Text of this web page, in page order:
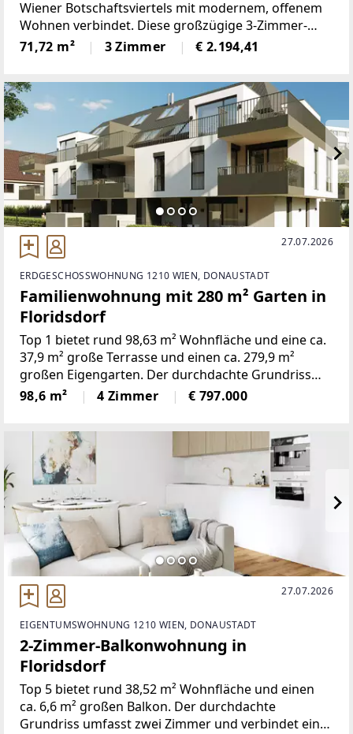
Wiener Botschaftsviertels mit modernem, offenem
Wohnen verbindet. Diese großzügige 3-Zimmer-
Dachgeschosswohnung im Erstbezug bietet Ihnen
das besondere Gefühl, über den Dingen zu leben –
71,72 m² 3 Zimmer € 2.194,41
27.07.2026
ERDGESCHOSSWOHNUNG 1210 WIEN, DONAUSTADT
Familienwohnung mit 280 m² Garten in
Floridsdorf
Top 1 bietet rund 98,63 m² Wohnfläche und eine ca.
37,9 m² große Terrasse und einen ca. 279,9 m²
großen Eigengarten. Der durchdachte Grundriss
umfasst vier Zimmer und verbindet eine offene
Wohnküche mit gut nutzbaren Privat- und
98,6 m² 4 Zimmer € 797.000
27.07.2026
EIGENTUMSWOHNUNG 1210 WIEN, DONAUSTADT
2-Zimmer-Balkonwohnung in
Floridsdorf
Top 5 bietet rund 38,52 m² Wohnfläche und einen
ca. 6,6 m² großen Balkon. Der durchdachte
Grundriss umfasst zwei Zimmer und verbindet eine